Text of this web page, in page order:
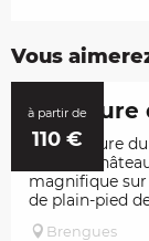
Vous
à partir de
110 €
Demeure
La Demeure
pied du
magnifique sur
de plain-pied
Brengues